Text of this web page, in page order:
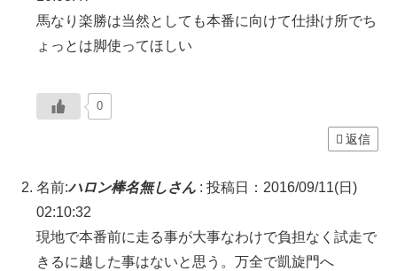
馬なり楽勝は当然としても本番に向けて仕掛け所でち
ょっとは脚使ってほしい
0
返信
名前:ハロン棒名無しさん : 投稿日：2016/09/11(日)
02:10:32
現地で本番前に走る事が大事なわけで負担なく試走で
きるに越した事はないと思う。万全で凱旋門へ